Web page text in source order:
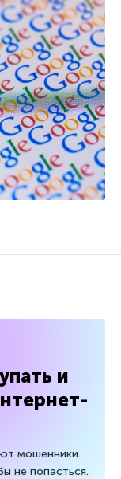
и
мошенники.
не попасться.